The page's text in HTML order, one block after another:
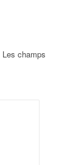
Les champs